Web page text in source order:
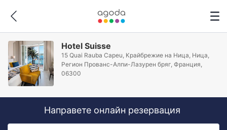
Hotel Suisse
15 Quai Rauba Capeu, Крайбрежие на Ница, Ница,
Регион Прованс-Алпи-Лазурен бряг, Франция,
06300
Направете онлайн резервация